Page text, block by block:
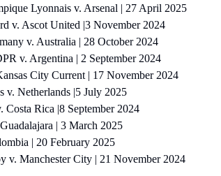
Lyonnais v. Arsenal | 27 April 2025
v. Ascot United |3 November 2024
v. Australia | 28 October 2024
v. Argentina | 2 September 2024
City Current | 17 November 2024
v. Netherlands |5 July 2025
Rica |8 September 2024
| 3 March 2025
| 20 February 2025
v. Manchester City | 21 November 2024